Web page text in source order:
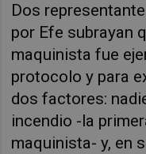
Dos
por Efe subrayan
maquinista fue
protocolo y para
dos factores:
incendio -la
maquinista- y, en